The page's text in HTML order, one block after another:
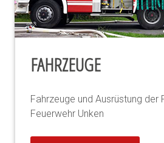
FAHRZEUGE
Fahrzeuge und Ausrüstung der
Feuerwehr Unken